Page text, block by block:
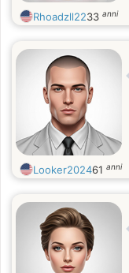
Rhoadzll2233 anni
Looker202461 anni